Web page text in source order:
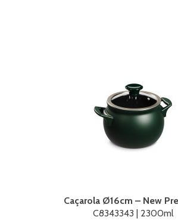
Caçarola Ø16cm – New
C8343343 | 2300ml